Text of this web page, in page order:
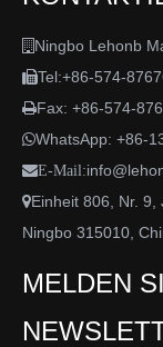
 Ningbo Lehonb
Tel:+86-574-
Fax: +86-574-
WhatsApp: +86-
E-Mail:
Einheit 806, Nr. 9,
Ningbo 315010,
MELDEN